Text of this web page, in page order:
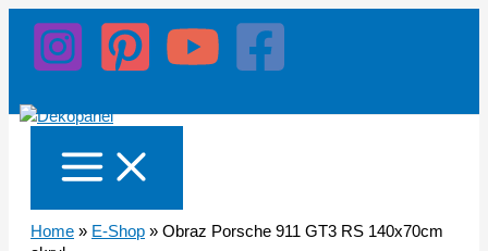
Preskočiť
obsah
Home » E-Shop » Obraz Porsche 911 GT3 RS 140x70cm
množstvo
Obraz
Porsche
GT3
140x70cm
akryl